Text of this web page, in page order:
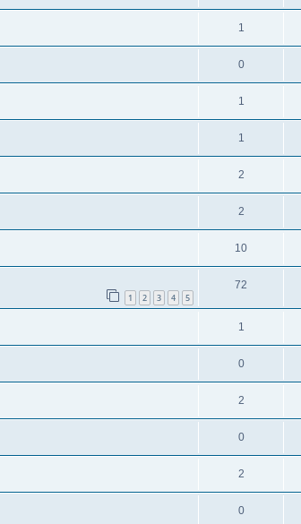
1
0
1
1
2
2
10
1 2 3 4 5
72
1
0
2
0
2
0